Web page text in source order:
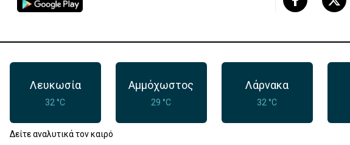
Λευκωσία
32 °C
Αμμόχωστος
29 °C
Λάρνακα
32 °C
Δείτε αναλυτικά τον καιρό